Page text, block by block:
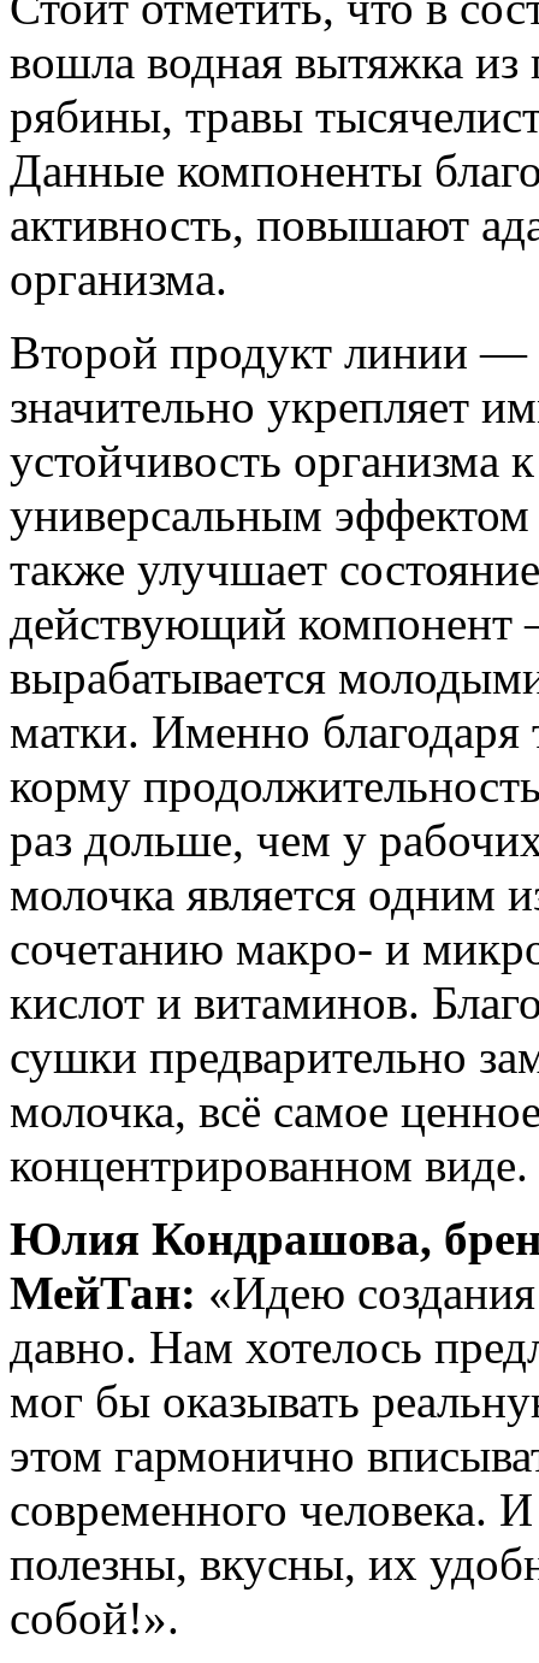
вошла водная вытяжка
рябины, травы
Данные компоненты
активность, повышают
организма.
Второй продукт линии —
значительно укрепляет
устойчивость организма
универсальным
также улучшает
действующий компонент
вырабатывается
матки. Именно благодаря
корму
раз дольше, чем у
молочка является одним
сочетанию макро- и
кислот и витаминов.
сушки предварительно
молочка, всё самое
концентрированном виде.
Юлия Кондрашова,
МейТан: «Идею
давно. Нам хотелось
мог бы оказывать
этом гармонично
современного человека.
полезны, вкусны, их
собой!».